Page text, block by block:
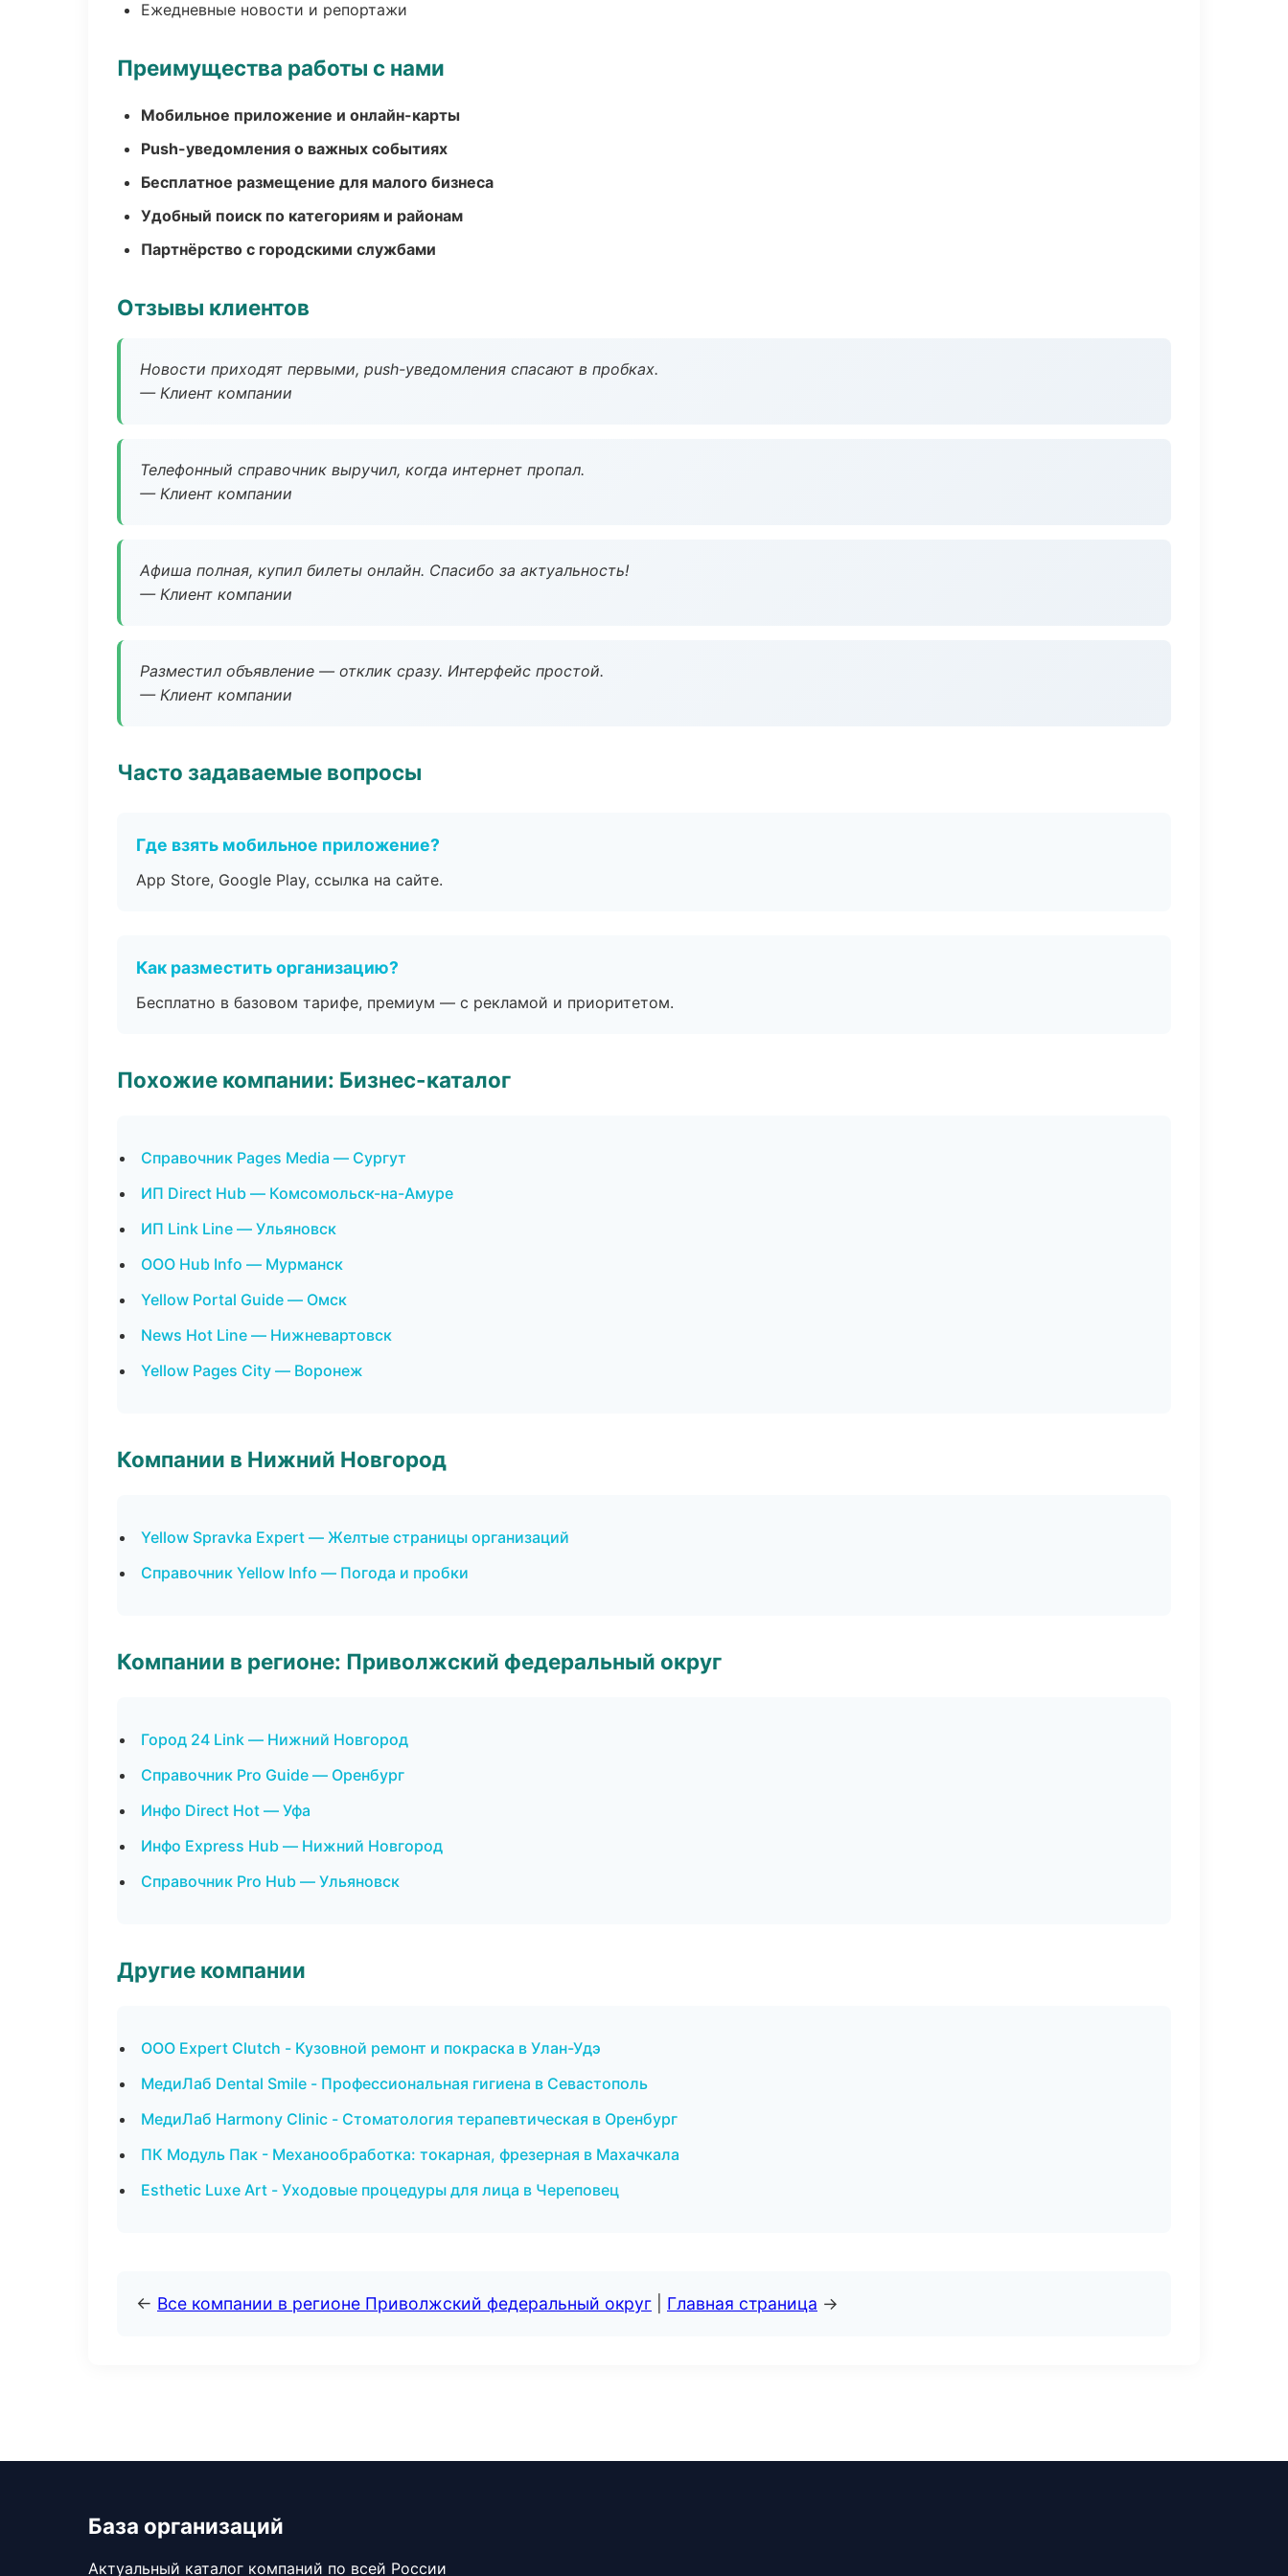
Ежедневные новости и репортажи
Преимущества работы с нами
Мобильное приложение и онлайн-карты
Push-уведомления о важных событиях
Бесплатное размещение для малого бизнеса
Удобный поиск по категориям и районам
Партнёрство с городскими службами
Отзывы клиентов
Новости приходят первыми, push-уведомления спасают в пробках.
— Клиент компании
Телефонный справочник выручил, когда интернет пропал.
— Клиент компании
Афиша полная, купил билеты онлайн. Спасибо за актуальность!
— Клиент компании
Разместил объявление — отклик сразу. Интерфейс простой.
— Клиент компании
Часто задаваемые вопросы
Где взять мобильное приложение?
App Store, Google Play, ссылка на сайте.
Как разместить организацию?
Бесплатно в базовом тарифе, премиум — с рекламой и приоритетом.
Похожие компании: Бизнес-каталог
Справочник Pages Media — Сургут
ИП Direct Hub — Комсомольск-на-Амуре
ИП Link Line — Ульяновск
ООО Hub Info — Мурманск
Yellow Portal Guide — Омск
News Hot Line — Нижневартовск
Yellow Pages City — Воронеж
Компании в Нижний Новгород
Yellow Spravka Expert — Желтые страницы организаций
Справочник Yellow Info — Погода и пробки
Компании в регионе: Приволжский федеральный округ
Город 24 Link — Нижний Новгород
Справочник Pro Guide — Оренбург
Инфо Direct Hot — Уфа
Инфо Express Hub — Нижний Новгород
Справочник Pro Hub — Ульяновск
Другие компании
ООО Expert Clutch - Кузовной ремонт и покраска в Улан-Удэ
МедиЛаб Dental Smile - Профессиональная гигиена в Севастополь
МедиЛаб Harmony Clinic - Стоматология терапевтическая в Оренбург
ПК Модуль Пак - Механообработка: токарная, фрезерная в Махачкала
Esthetic Luxe Art - Уходовые процедуры для лица в Череповец
← Все компании в регионе Приволжский федеральный округ Главная страница →
База организаций
Актуальный каталог компаний по всей России